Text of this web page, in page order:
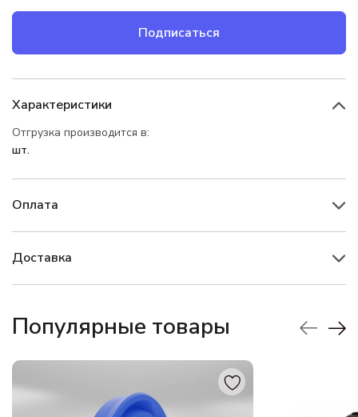
Подписаться
Характеристики
Отгрузка производится в:
шт.
Оплата
Доставка
Популярные товары